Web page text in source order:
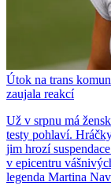
Útok na trans
zaujala reakcí
Už v srpnu má
testy pohlaví.
jim hrozí
v epicentru
legenda Martina